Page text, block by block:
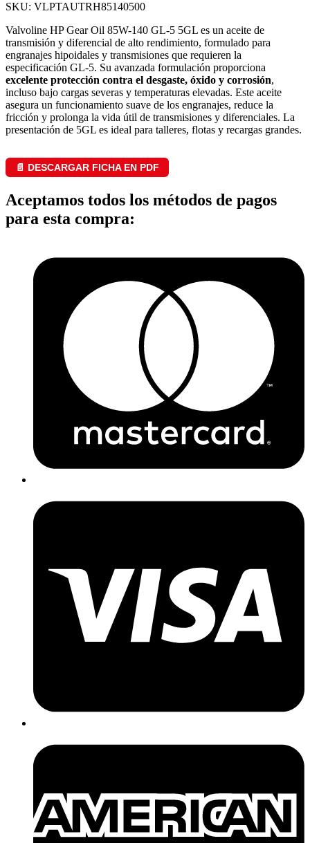
SKU: VLPTAUTRH85140500
Valvoline HP Gear Oil 85W-140 GL-5 5GL es un aceite de
transmisión y diferencial de alto rendimiento, formulado para
engranajes hipoidales y transmisiones que requieren la
especificación GL-5. Su avanzada formulación proporciona
excelente protección contra el desgaste, óxido y corrosión,
incluso bajo cargas severas y temperaturas elevadas. Este aceite
asegura un funcionamiento suave de los engranajes, reduce la
fricción y prolonga la vida útil de transmisiones y diferenciales. La
presentación de 5GL es ideal para talleres, flotas y recargas grandes.
📄 DESCARGAR FICHA EN PDF
Aceptamos todos los métodos de pagos
para esta compra: